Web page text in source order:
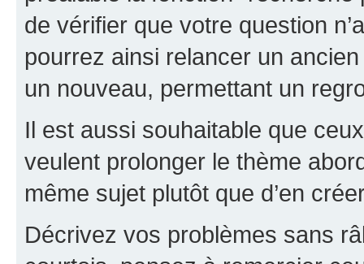
de vérifier que votre question
pourrez ainsi relancer un
un nouveau, permettant un
Il est aussi souhaitable que
veulent prolonger le thème
même sujet plutôt que d’en
Décrivez vos problèmes sans